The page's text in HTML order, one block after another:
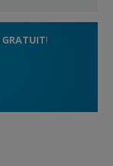
GRATUIT!